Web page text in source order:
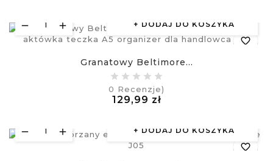
DODAJ DO KOSZYKA
favorite_border
Granatowy Beltimore...
0 Recenzje)
129,99 złCena
DODAJ DO KOSZYKA
favorite_border